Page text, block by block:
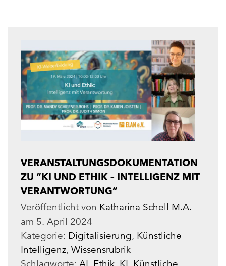
VERANSTALTUNGSDOKUMENTATION
ZU “KI UND ETHIK – INTELLIGENZ MIT
VERANTWORTUNG”
Veröffentlicht von Katharina Schell M.A.
am 5. April 2024
Kategorie: Digitalisierung, Künstliche
Intelligenz, Wissensrubrik